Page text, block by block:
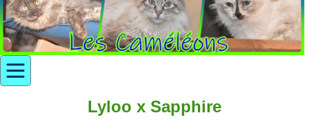
Lyloo x Sapphire